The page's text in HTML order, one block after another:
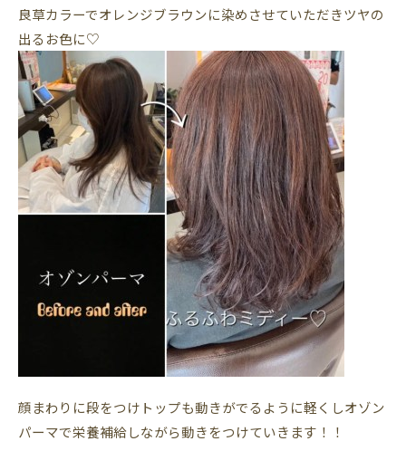
良草カラーでオレンジブラウンに染めさせていただきツヤの
出るお色に♡
顔まわりに段をつけトップも動きがでるように軽くしオゾン
パーマで栄養補給しながら動きをつけていきます！！